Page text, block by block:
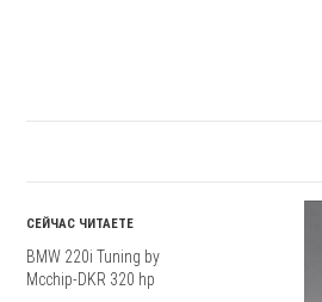
СЕЙЧАС ЧИТАЕТЕ
BMW 220i Tuning by
Mcchip-DKR 320 hp